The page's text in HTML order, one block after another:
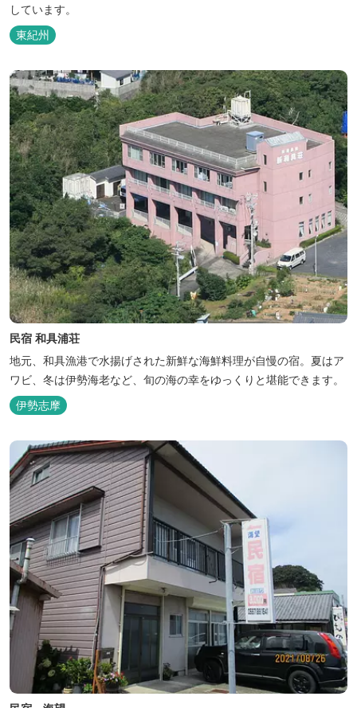
しています。
東紀州
民宿 和具浦荘
地元、和具漁港で水揚げされた新鮮な海鮮料理が自慢の宿。夏はア
ワビ、冬は伊勢海老など、旬の海の幸をゆっくりと堪能できます。
伊勢志摩